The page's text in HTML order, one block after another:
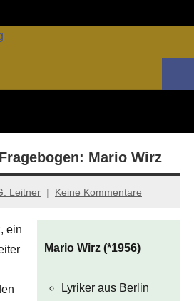
Mario Wirz
Leitner Keine Kommentare
Mario Wirz (*1956)
Lyriker aus Berlin
ein